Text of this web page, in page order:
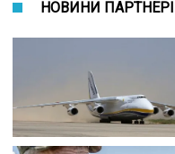
НОВИНИ